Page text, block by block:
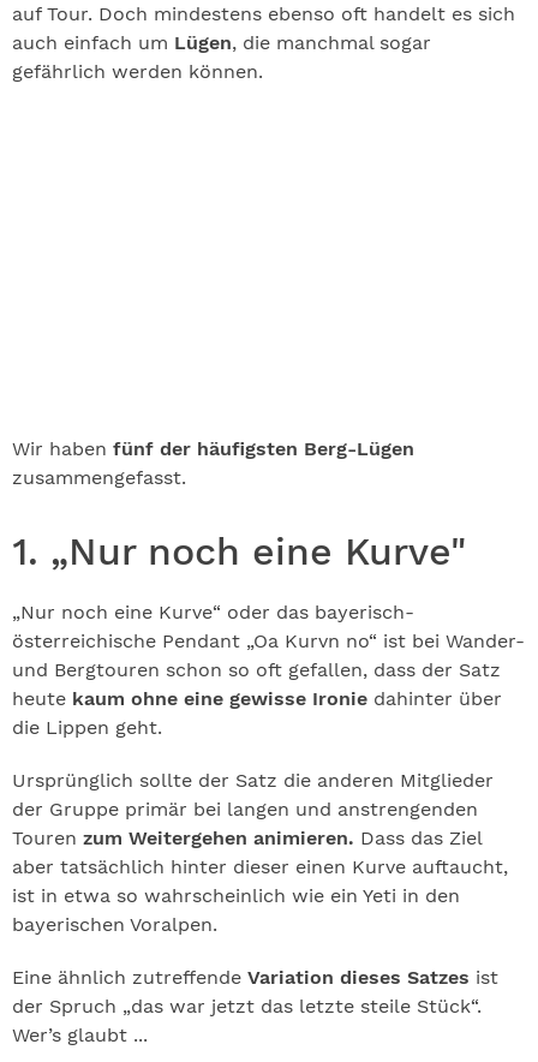
auf Tour. Doch mindestens ebenso oft handelt es sich
auch einfach um Lügen, die manchmal sogar
gefährlich werden können.
Wir haben fünf der häufigsten Berg-Lügen
zusammengefasst.
1. „Nur noch eine Kurve"
„Nur noch eine Kurve“ oder das bayerisch-
österreichische Pendant „Oa Kurvn no“ ist bei Wander-
und Bergtouren schon so oft gefallen, dass der Satz
heute kaum ohne eine gewisse Ironie dahinter über
die Lippen geht.
Ursprünglich sollte der Satz die anderen Mitglieder
der Gruppe primär bei langen und anstrengenden
Touren zum Weitergehen animieren. Dass das Ziel
aber tatsächlich hinter dieser einen Kurve auftaucht,
ist in etwa so wahrscheinlich wie ein Yeti in den
bayerischen Voralpen.
Eine ähnlich zutreffende Variation dieses Satzes ist
der Spruch „das war jetzt das letzte steile Stück“.
Wer’s glaubt ...